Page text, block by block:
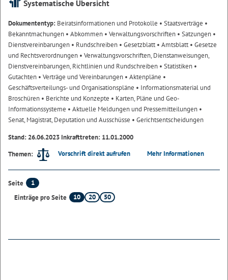
Systematische Übersicht
Dokumententyp: Beiratsinformationen und Protokolle • Staatsverträge •
Bekanntmachungen • Abkommen • Verwaltungsvorschriften • Satzungen •
Dienstvereinbarungen • Rundschreiben • Gesetzblatt• Amtsblatt• Gesetze
und Rechtsverordnungen • Verwaltungsvorschriften, Dienstanweisungen,
Dienstvereinbarungen, Richtlinien und Rundschreiben • Statistiken •
Gutachten • Verträge und Vereinbarungen • Aktenpläne •
Geschäftsverteilungs- und Organisationspläne • Informationsmaterial und
Broschüren • Berichte und Konzepte • Karten, Pläne und Geo-
Informationssysteme • Aktuelle Meldungen und Pressemitteilungen •
Senat, Magistrat, Deputation und Ausschüsse • Gerichtsentscheidungen
Stand: 26.06.2023 Inkrafttreten: 11.01.2000
Themen:
Vorschrift direkt aufrufen Mehr Informationen
Seite
1
Einträge pro Seite
10 20 50